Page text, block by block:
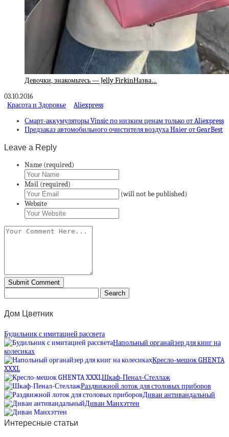
Девочки, знакомьтесь — Jelly FirkinНазва…
03.10.2016
Красота и Здоровье
Aliexpress
Смарт-аккумуляторы Vinsic по низким ценам только от Aliexpress
Предзаказ автомобильного очистителя воздуха Haier от GearBest
Leave a Reply
Name (required)
Mail (required)
(will not be published)
Website
Дом Цветник
Будильник с имитацией рассвета
Напольный органайзер для книг на
колесиках
Кресло-мешок GHENTA
XXXL
Шкаф-Пенал-Стеллаж
Раздвижной лоток для столовых приборов
Диван антивандальный
Диван Манхэттен
Интересные статьи